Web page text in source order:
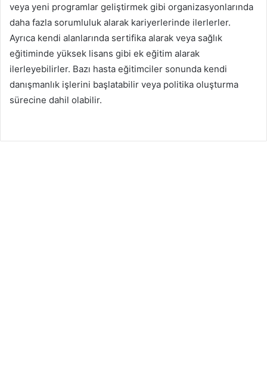
veya yeni programlar geliştirmek gibi organizasyonlarında
daha fazla sorumluluk alarak kariyerlerinde ilerlerler.
Ayrıca kendi alanlarında sertifika alarak veya sağlık
eğitiminde yüksek lisans gibi ek eğitim alarak
ilerleyebilirler. Bazı hasta eğitimciler sonunda kendi
danışmanlık işlerini başlatabilir veya politika oluşturma
sürecine dahil olabilir.